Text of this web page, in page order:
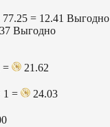
77.25 = 12.41 Выгодно
Выгодно
= 21.62
1 = 24.03